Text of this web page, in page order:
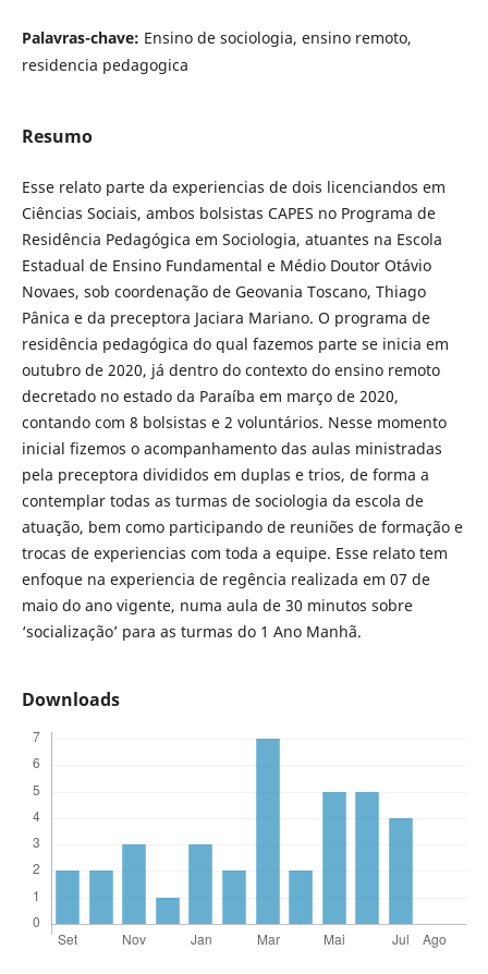
Palavras-chave: Ensino de sociologia, ensino remoto,
residencia pedagogica
Resumo
Esse relato parte da experiencias de dois licenciandos em
Ciências Sociais, ambos bolsistas CAPES no Programa de
Residência Pedagógica em Sociologia, atuantes na Escola
Estadual de Ensino Fundamental e Médio Doutor Otávio
Novaes, sob coordenação de Geovania Toscano, Thiago
Pânica e da preceptora Jaciara Mariano. O programa de
residência pedagógica do qual fazemos parte se inicia em
outubro de 2020, já dentro do contexto do ensino remoto
decretado no estado da Paraíba em março de 2020,
contando com 8 bolsistas e 2 voluntários. Nesse momento
inicial fizemos o acompanhamento das aulas ministradas
pela preceptora divididos em duplas e trios, de forma a
contemplar todas as turmas de sociologia da escola de
atuação, bem como participando de reuniões de formação e
trocas de experiencias com toda a equipe. Esse relato tem
enfoque na experiencia de regência realizada em 07 de
maio do ano vigente, numa aula de 30 minutos sobre
‘socialização’ para as turmas do 1 Ano Manhã.
Downloads